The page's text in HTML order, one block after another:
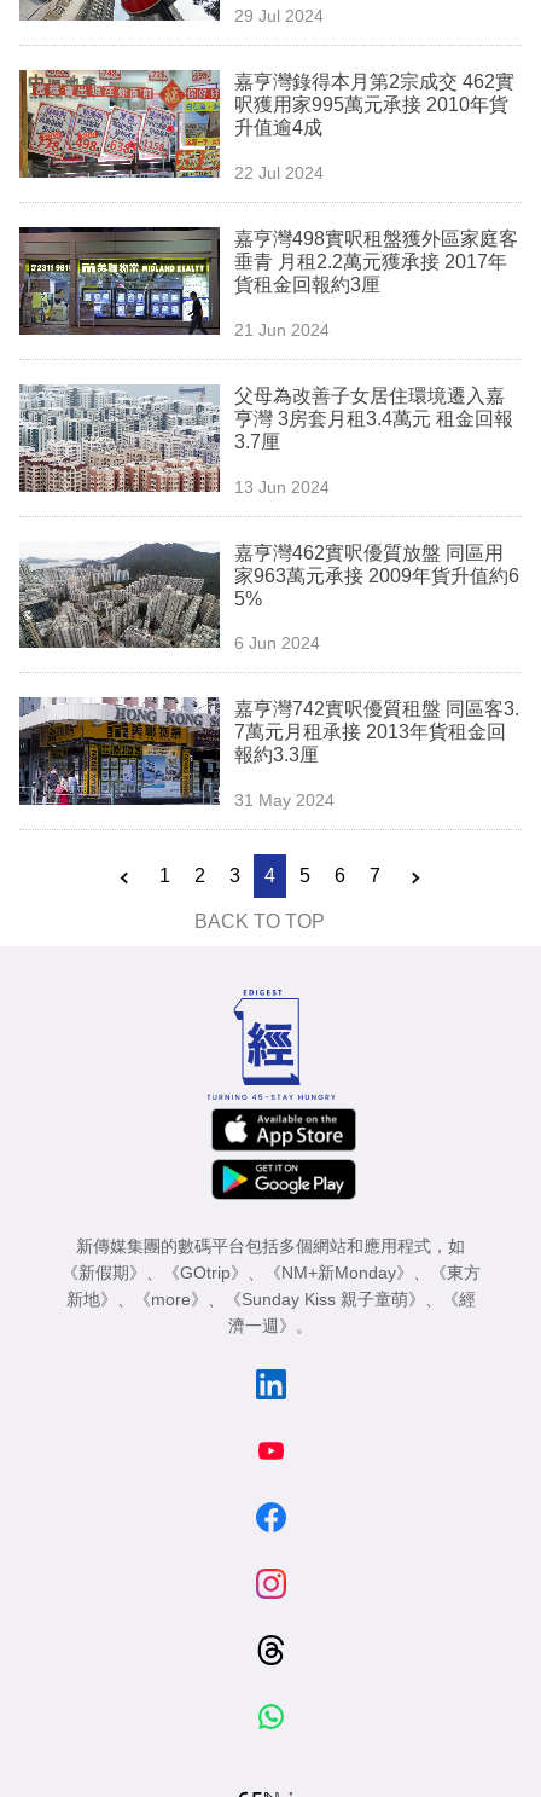
欄
訂
閱
區
29 Jul 2024
嘉亨灣錄得本月第2宗成交 462實
呎獲用家995萬元承接 2010年貨
升值逾4成
22 Jul 2024
嘉亨灣498實呎租盤獲外區家庭客
垂青 月租2.2萬元獲承接 2017年
貨租金回報約3厘
21 Jun 2024
父母為改善子女居住環境遷入嘉
亨灣 3房套月租3.4萬元 租金回報
3.7厘
13 Jun 2024
嘉亨灣462實呎優質放盤 同區用
家963萬元承接 2009年貨升值約6
5%
6 Jun 2024
嘉亨灣742實呎優質租盤 同區客3.
7萬元月租承接 2013年貨租金回
報約3.3厘
31 May 2024
1 2 3 4 5 6 7
BACK TO TOP
新傳媒集團的數碼平台包括多個網站和應用程式，如
《新假期》 、 《GOtrip》 、 《NM+新Monday》 、
《東方
新地》 、 《more》 、 《Sunday Kiss 親子童萌》 、
《經
濟一週》 。